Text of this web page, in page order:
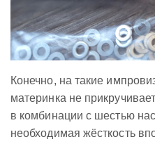
Конечно, на такие
материнка не
в комбинации с шестью
необходимая жёсткость